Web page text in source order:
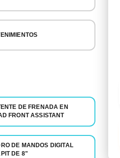
DE FRENADA EN
FRONT ASSISTANT
DE MANDOS DIGITAL
DE 8"